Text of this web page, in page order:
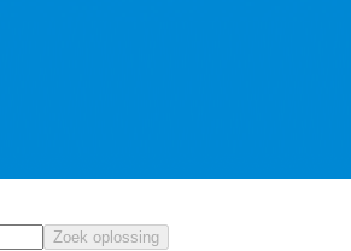
Zoek oplossing